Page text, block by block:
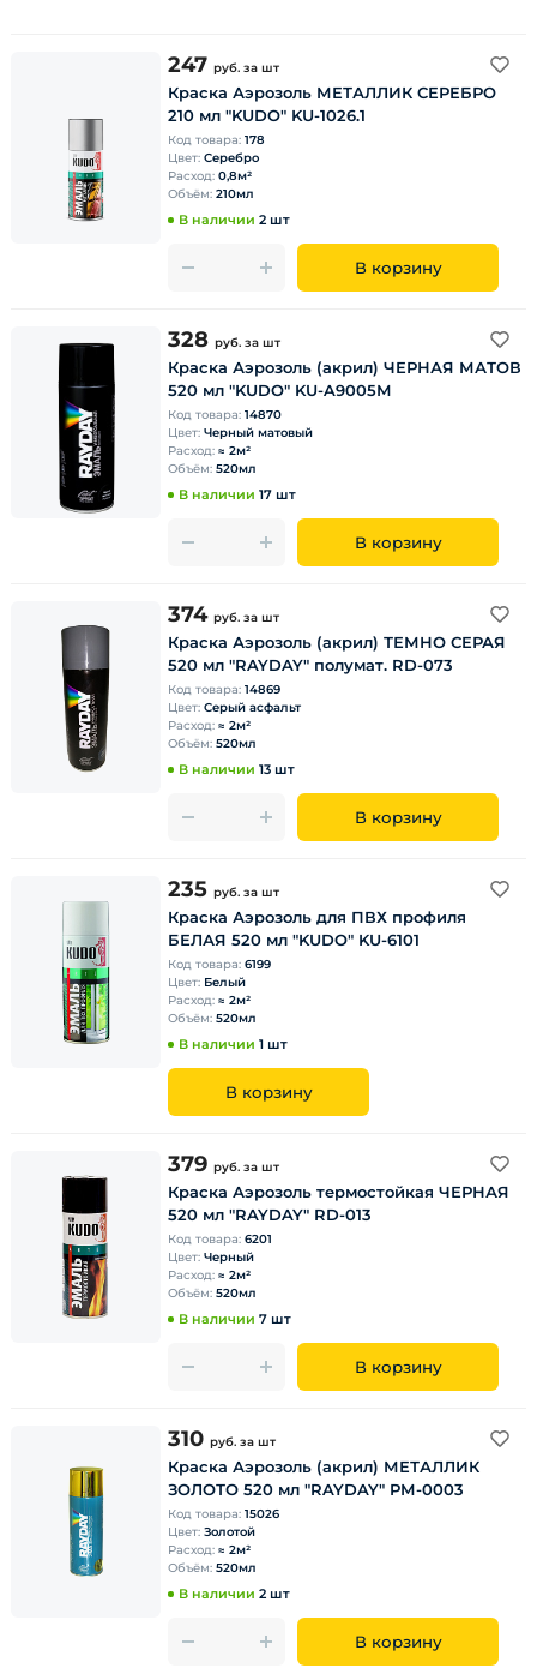
247 руб. за шт
Краска Аэрозоль МЕТАЛЛИК СЕРЕБРО
210 мл "KUDO" KU-1026.1
Код товара: 178
Цвет: Серебро
Расход: 0,8м²
Объём: 210мл
В наличии 2 шт
В корзину
328 руб. за шт
Краска Аэрозоль (акрил) ЧЕРНАЯ МАТОВ
520 мл "KUDO" KU-A9005М
Код товара: 14870
Цвет: Черный матовый
Расход: ≈ 2м²
Объём: 520мл
В наличии 17 шт
В корзину
374 руб. за шт
Краска Аэрозоль (акрил) ТЕМНО СЕРАЯ
520 мл "RAYDAY" полумат. RD-073
Код товара: 14869
Цвет: Серый асфальт
Расход: ≈ 2м²
Объём: 520мл
В наличии 13 шт
В корзину
235 руб. за шт
Краска Аэрозоль для ПВХ профиля
БЕЛАЯ 520 мл "KUDO" KU-6101
Код товара: 6199
Цвет: Белый
Расход: ≈ 2м²
Объём: 520мл
В наличии 1 шт
В корзину
379 руб. за шт
Краска Аэрозоль термостойкая ЧЕРНАЯ
520 мл "RAYDAY" RD-013
Код товара: 6201
Цвет: Черный
Расход: ≈ 2м²
Объём: 520мл
В наличии 7 шт
В корзину
310 руб. за шт
Краска Аэрозоль (акрил) МЕТАЛЛИК
ЗОЛОТО 520 мл "RAYDAY" PМ-0003
Код товара: 15026
Цвет: Золотой
Расход: ≈ 2м²
Объём: 520мл
В наличии 2 шт
В корзину